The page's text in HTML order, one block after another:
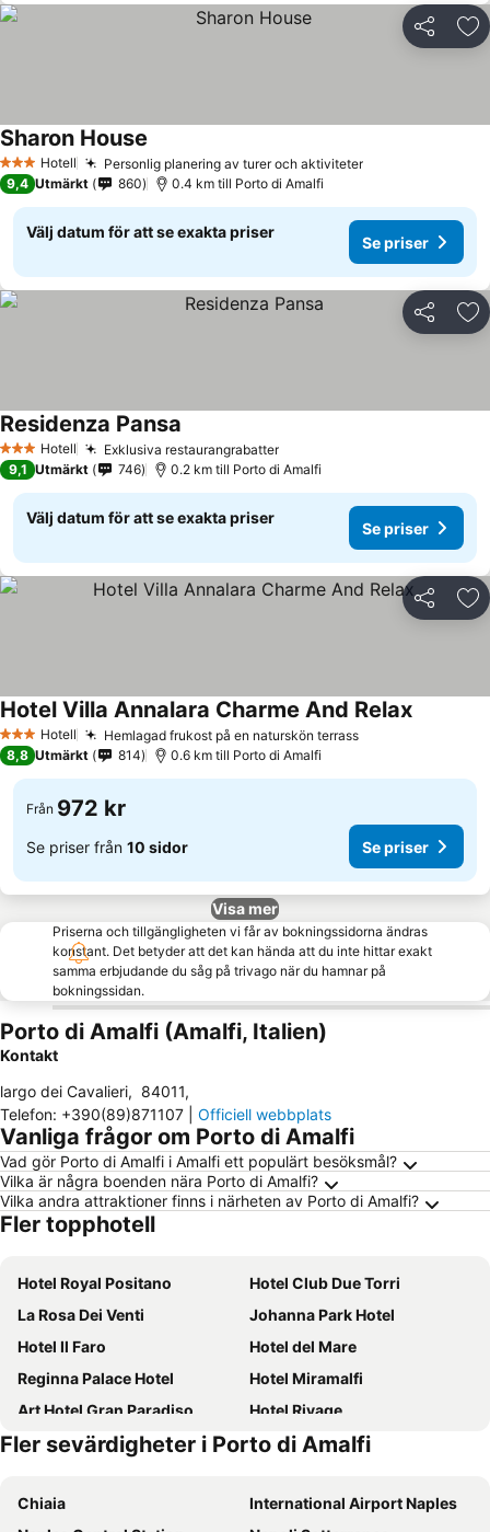
Dela
3 StjärnorHotell Personlig planering av turer och aktiviteter
Sharon House
9,4 Utmärkt 860 0.4 km till Porto di Amalfi
Välj datum för att se exakta priser
Se priser
Dela
3 StjärnorHotell Exklusiva restaurangrabatter
Residenza Pansa
9,1 Utmärkt 746 0.2 km till Porto di Amalfi
Välj datum för att se exakta priser
Se priser
Dela
3 StjärnorHotell Hemlagad frukost på en naturskön terrass
Hotel Villa Annalara Charme And Relax
8,8 Utmärkt 814 0.6 km till Porto di Amalfi
Från 972 kr
Se priser från 10 sidor Se priser
Visa mer
Priserna och tillgängligheten vi får av bokningssidorna ändras
konstant. Det betyder att det kan hända att du inte hittar exakt
samma erbjudande du såg på trivago när du hamnar på
bokningssidan.
Porto di Amalfi (Amalfi, Italien)
Kontakt
largo dei Cavalieri, 84011,
Telefon: +390(89)871107 Officiell webbplats
Vanliga frågor om Porto di Amalfi
Vad gör Porto di Amalfi i Amalfi ett populärt besöksmål?
Vilka är några boenden nära Porto di Amalfi?
Vilka andra attraktioner finns i närheten av Porto di Amalfi?
Fler topphotell
Hotel Royal Positano
Hotel Club Due Torri
La Rosa Dei Venti
Johanna Park Hotel
Hotel Il Faro
Hotel del Mare
Reginna Palace Hotel
Hotel Miramalfi
Art Hotel Gran Paradiso
Hotel Rivage
Hotel Bellevue Suite
Hotel La Vue d'Or
Ravello Art Hotel Marmorata
Hotel Eden
Fler sevärdigheter i Porto di Amalfi
Chiaia
International Airport Naples